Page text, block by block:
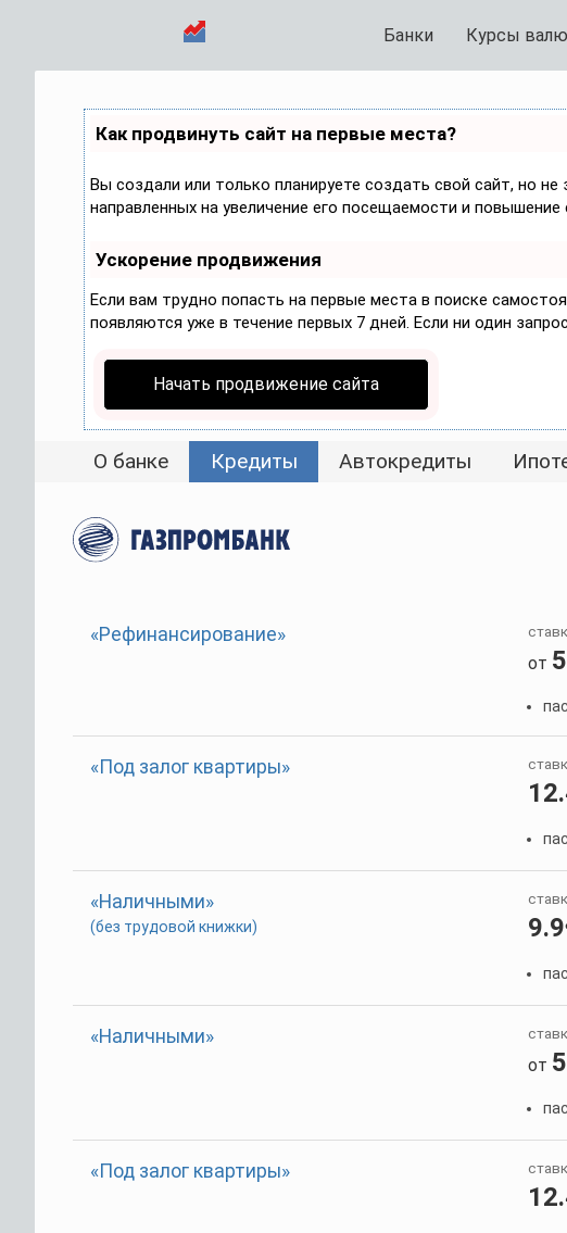
Банки Курсы
Как продвинуть сайт на первые места?
Вы создали или только планируете создать свой сайт, но
направленных на увеличение его посещаемости и повышение
Ускорение продвижения
Если вам трудно попасть на первые места в поиске
появляются уже в течение первых 7 дней. Если ни один
Начать продвижение сайта
О банке Кредиты Автокредиты
«Рефинансирование»
от
«Под залог квартиры»
«Наличными»
(без трудовой книжки) 9.9
«Наличными»
от
«Под залог квартиры»